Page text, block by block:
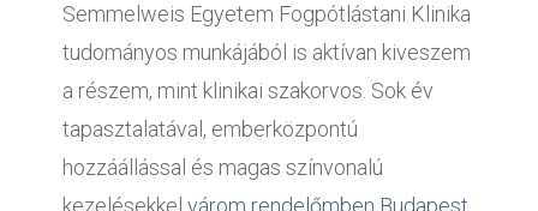
Semmelweis Egyetem Fogpótlástani Klinika
tudományos munkájából is aktívan kiveszem
a részem, mint klinikai szakorvos. Sok év
tapasztalatával, emberközpontú
hozzáállással és magas színvonalú